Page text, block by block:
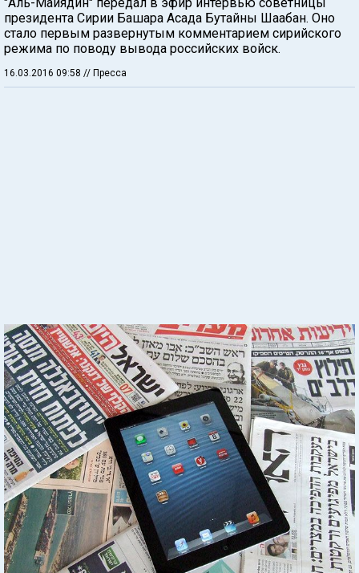
президента Сирии Башара Асада Бутайны Шаабан. Оно
стало первым развернутым комментарием сирийского
режима по поводу вывода российских войск.
16.03.2016 09:58 // Пресса